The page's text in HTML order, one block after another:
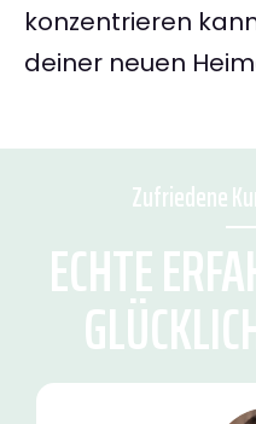
konzentrieren
deiner neuen
Zufriedene
ECHTE